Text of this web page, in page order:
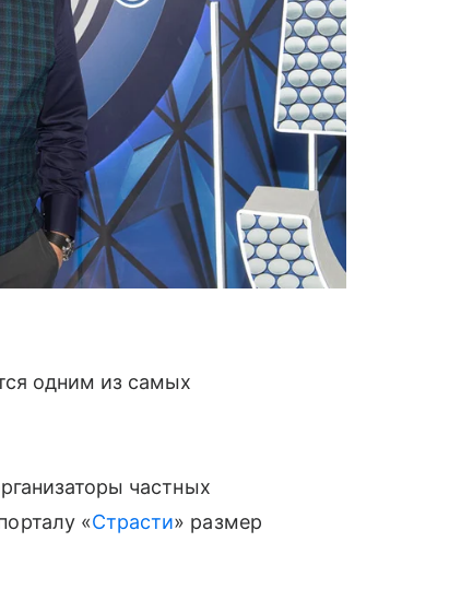
одним из самых
частных
«Страсти» размер